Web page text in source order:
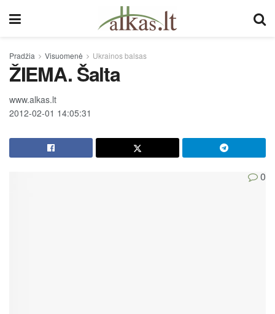
Pradžia Visuomenė Ukrainos balsas
ŽIEMA. Šalta
www.alkas.lt
2012-02-01 14:05:31
0